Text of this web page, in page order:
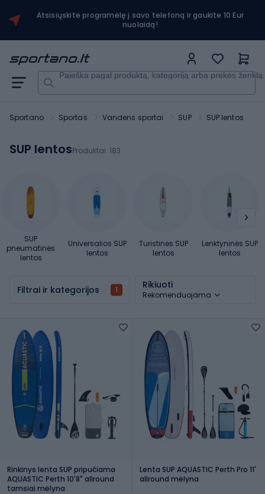
Atsisiųskite programėlę į savo telefoną ir gaukite 10 Eur
nuolaidą!
Paieška pagal produktą, kategoriją arba prekės ženklą
Sportano Sportas Vandens sportai SUP SUP lentos
SUP lentosProduktai: 183
SUP
pneumatinės
lentos
Universalios SUP
lentos
Turistinės SUP
lentos
Lenktyninės SUP
lentos
Filtrai ir kategorijos 1 Rikiuoti
Rekomenduojama
Rinkinys lenta SUP pripučiama
AQUASTIC Perth 10'8" allround
tamsiai mėlyna
Lenta SUP AQUASTIC Perth Pro 11'
allround mėlyna